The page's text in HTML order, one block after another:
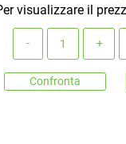
visualizzare il
Confronta